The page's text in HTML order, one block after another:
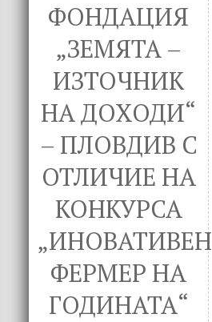
ФОНДАЦИЯ
„ЗЕМЯТА –
ИЗТОЧНИК
НА ДОХОДИ“
– ПЛОВДИВ С
ОТЛИЧИЕ НА
КОНКУРСА
„ИНОВАТИВЕН
ФЕРМЕР НА
ГОДИНАТА“